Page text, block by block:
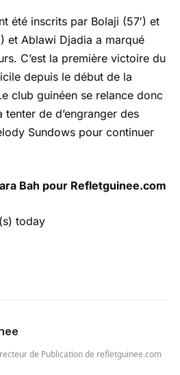
été inscrits par Bolaji (57′) et
et Ablawi Djadia a marqué
C’est la première victoire du
depuis le début de la
club guinéen se relance donc
de d’engranger des
Sundows pour continuer
Bah pour Refletguinee.com
today
de Publication de refletguinee.com